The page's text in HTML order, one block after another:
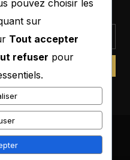
Confidentialité
pouvez choisir les
sur
Tout accepter
refuser pour